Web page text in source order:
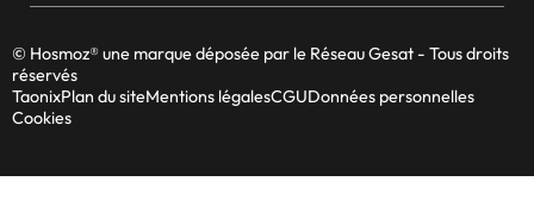
© Hosmoz® une marque déposée par le Réseau Gesat - Tous droits
réservés
TaonixPlan du siteMentions légalesCGUDonnées personnelles
Cookies